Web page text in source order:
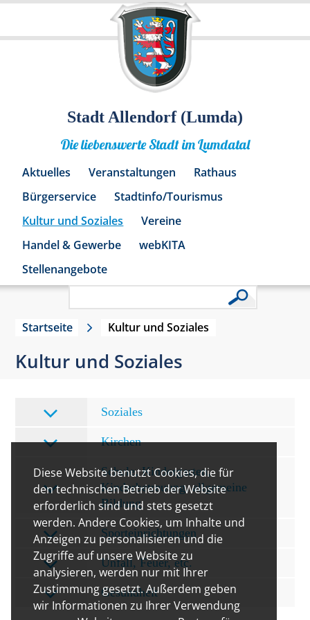
Diese Website benutzt Cookies, die für
den technischen Betrieb der Website
erforderlich sind und stets gesetzt
werden. Andere Cookies, um Inhalte und
Anzeigen zu personalisieren und die
Zugriffe auf unsere Website zu
analysieren, werden nur mit Ihrer
Zustimmung gesetzt. Außerdem geben
wir Informationen zu Ihrer Verwendung
Stadt Allendorf (Lumda)
Die liebenswerte Stadt im Lumdatal
Aktuelles Veranstaltungen
Rathaus
Bürgerservice
Stadtinfo/Tourismus
Kultur und Soziales
Vereine
Handel & Gewerbe
webKITA
Stellenangebote
Startseite Kultur und Soziales
Kultur und Soziales
Soziales
Kirchen
Schule, Kindergarten,
Kinderbetreuung, allgemeine
Bildung
Sporteinrichtungen
Unfall, Feuer, etc.
Gesundheit